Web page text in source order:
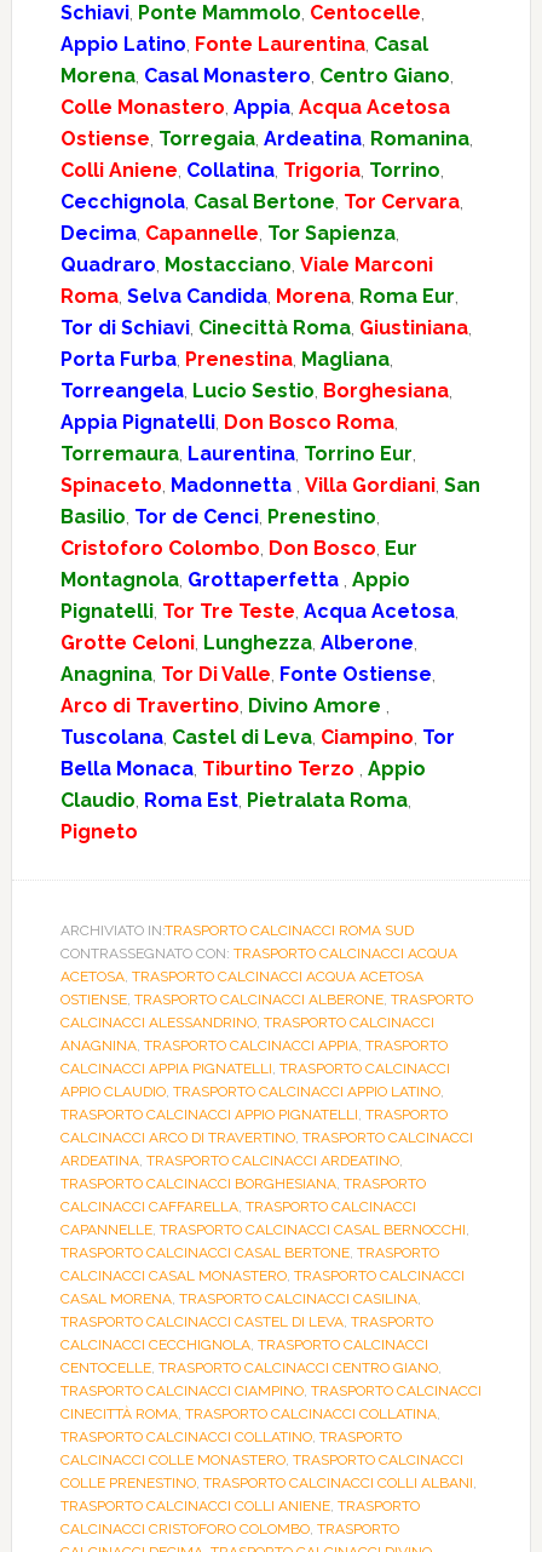
Schiavi, Ponte Mammolo, Centocelle,
Appio Latino, Fonte Laurentina, Casal
Morena, Casal Monastero, Centro Giano,
Colle Monastero, Appia, Acqua Acetosa
Ostiense, Torregaia, Ardeatina, Romanina,
Colli Aniene, Collatina, Trigoria, Torrino,
Cecchignola, Casal Bertone, Tor Cervara,
Decima, Capannelle, Tor Sapienza,
Quadraro, Mostacciano, Viale Marconi
Roma, Selva Candida, Morena, Roma Eur,
Tor di Schiavi, Cinecittà Roma, Giustiniana,
Porta Furba, Prenestina, Magliana,
Torreangela, Lucio Sestio, Borghesiana,
Appia Pignatelli, Don Bosco Roma,
Torremaura, Laurentina, Torrino Eur,
Spinaceto, Madonnetta , Villa Gordiani, San
Basilio, Tor de Cenci, Prenestino,
Cristoforo Colombo, Don Bosco, Eur
Montagnola, Grottaperfetta , Appio
Pignatelli, Tor Tre Teste, Acqua Acetosa,
Grotte Celoni, Lunghezza, Alberone,
Anagnina, Tor Di Valle, Fonte Ostiense,
Arco di Travertino, Divino Amore ,
Tuscolana, Castel di Leva, Ciampino, Tor
Bella Monaca, Tiburtino Terzo , Appio
Claudio, Roma Est, Pietralata Roma,
Pigneto
ARCHIVIATO IN:TRASPORTO CALCINACCI ROMA SUD
CONTRASSEGNATO CON: TRASPORTO CALCINACCI ACQUA
ACETOSA, TRASPORTO CALCINACCI ACQUA ACETOSA
OSTIENSE, TRASPORTO CALCINACCI ALBERONE, TRASPORTO
CALCINACCI ALESSANDRINO, TRASPORTO CALCINACCI
ANAGNINA, TRASPORTO CALCINACCI APPIA, TRASPORTO
CALCINACCI APPIA PIGNATELLI, TRASPORTO CALCINACCI
APPIO CLAUDIO, TRASPORTO CALCINACCI APPIO LATINO,
TRASPORTO CALCINACCI APPIO PIGNATELLI, TRASPORTO
CALCINACCI ARCO DI TRAVERTINO, TRASPORTO CALCINACCI
ARDEATINA, TRASPORTO CALCINACCI ARDEATINO,
TRASPORTO CALCINACCI BORGHESIANA, TRASPORTO
CALCINACCI CAFFARELLA, TRASPORTO CALCINACCI
CAPANNELLE, TRASPORTO CALCINACCI CASAL BERNOCCHI,
TRASPORTO CALCINACCI CASAL BERTONE, TRASPORTO
CALCINACCI CASAL MONASTERO, TRASPORTO CALCINACCI
CASAL MORENA, TRASPORTO CALCINACCI CASILINA,
TRASPORTO CALCINACCI CASTEL DI LEVA, TRASPORTO
CALCINACCI CECCHIGNOLA, TRASPORTO CALCINACCI
CENTOCELLE, TRASPORTO CALCINACCI CENTRO GIANO,
TRASPORTO CALCINACCI CIAMPINO, TRASPORTO CALCINACCI
CINECITTÀ ROMA, TRASPORTO CALCINACCI COLLATINA,
TRASPORTO CALCINACCI COLLATINO, TRASPORTO
CALCINACCI COLLE MONASTERO, TRASPORTO CALCINACCI
COLLE PRENESTINO, TRASPORTO CALCINACCI COLLI ALBANI,
TRASPORTO CALCINACCI COLLI ANIENE, TRASPORTO
CALCINACCI CRISTOFORO COLOMBO, TRASPORTO